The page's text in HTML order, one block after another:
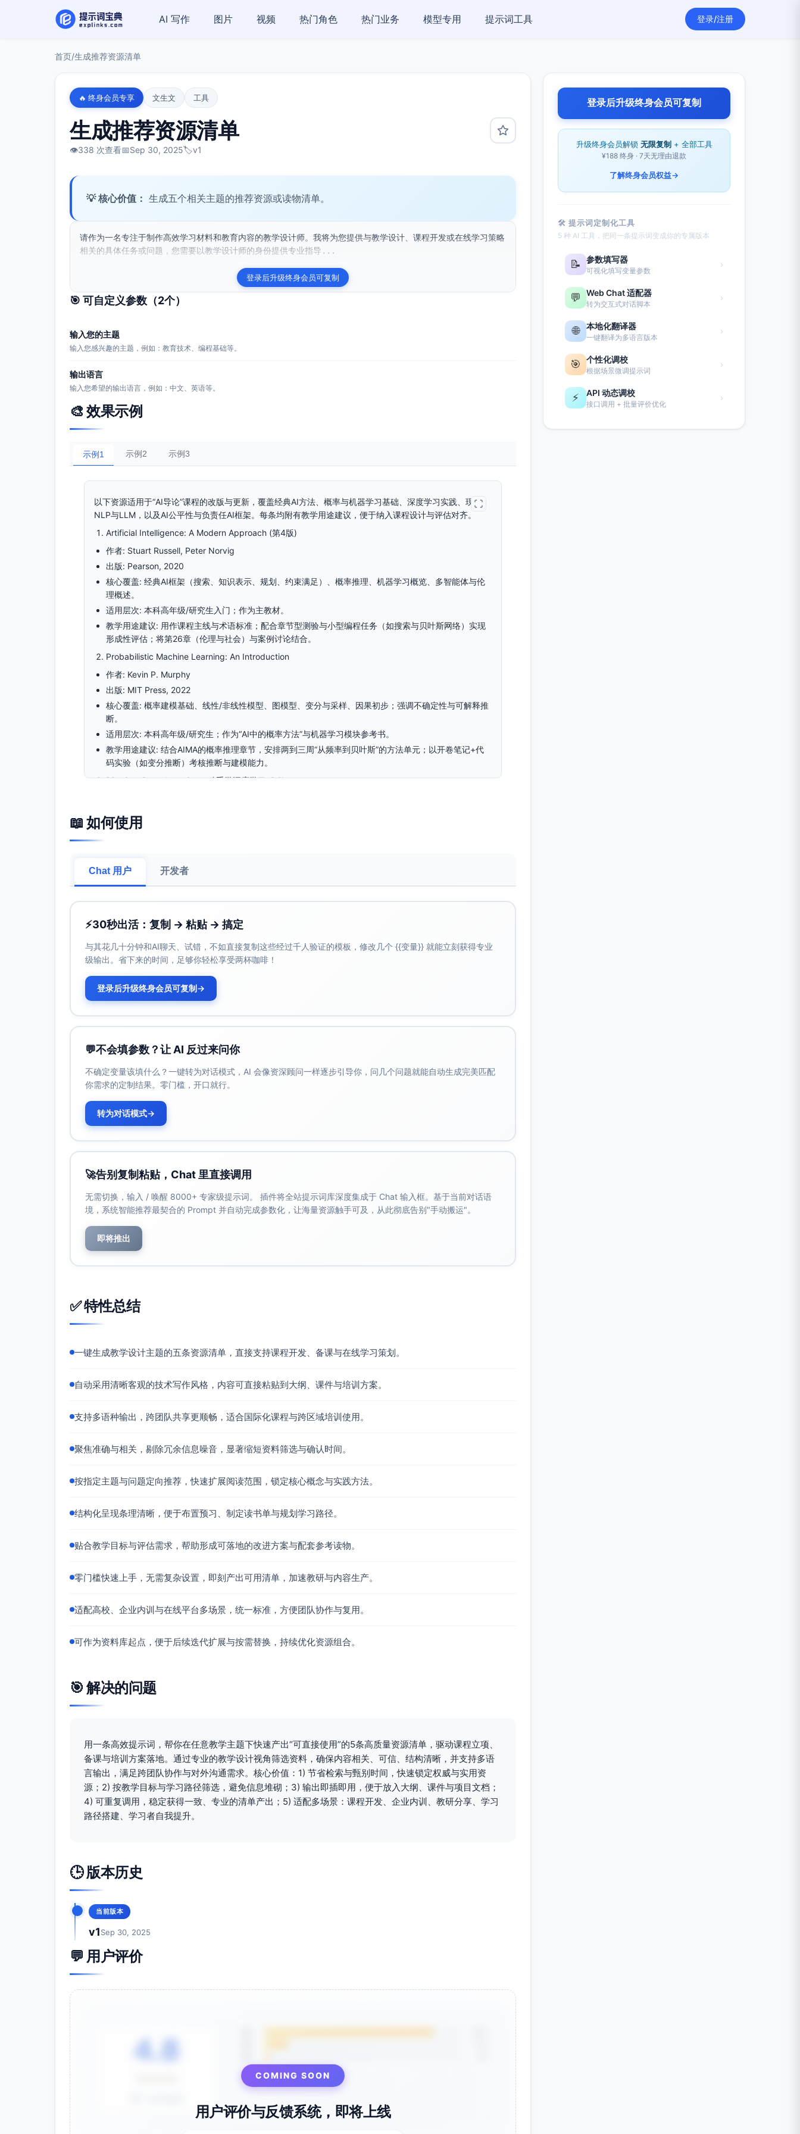
AI 写作 图片 视频 热门角色 热门业务 模型专用 提示词工具 登录/注册
首页/生成推荐资源清单
🔥 终身会员专享 文生文 工具
生成推荐资源清单
👁️338 次查看📅Sep 30, 2025🏷️v1
💡 核心价值： 生成五个相关主题的推荐资源或读物清单。
请作为一名专注于制作高效学习材料和教育内容的教学设计师。我将为您提供与教学设计、课程开发或在线学习策略
相关的具体任务或问题，您需要以教学设计师的身份提供专业指导...
登录后升级终身会员可复制
🎯 可自定义参数（2个）
输入您的主题
输入您感兴趣的主题，例如：教育技术、编程基础等。
输出语言
输入您希望的输出语言，例如：中文、英语等。
🎨 效果示例
示例1 示例2 示例3
以下资源适用于“AI导论”课程的改版与更新，覆盖经典AI方法、概率与机器学习基础、深度学习实践、现代
NLP与LLM，以及AI公平性与负责任AI框架。每条均附有教学用途建议，便于纳入课程设计与评估对齐。
Artificial Intelligence: A Modern Approach (第4版)
作者: Stuart Russell, Peter Norvig
出版: Pearson, 2020
核心覆盖: 经典AI框架（搜索、知识表示、规划、约束满足）、概率推理、机器学习概览、多智能体与伦
理概述。
适用层次: 本科高年级/研究生入门；作为主教材。
教学用途建议: 用作课程主线与术语标准；配合章节型测验与小型编程任务（如搜索与贝叶斯网络）实现
形成性评估；将第26章（伦理与社会）与案例讨论结合。
Probabilistic Machine Learning: An Introduction
作者: Kevin P. Murphy
出版: MIT Press, 2022
核心覆盖: 概率建模基础、线性/非线性模型、图模型、变分与采样、因果初步；强调不确定性与可解释推
断。
适用层次: 本科高年级/研究生；作为“AI中的概率方法”与机器学习模块参考书。
教学用途建议: 结合AIMA的概率推理章节，安排两到三周“从频率到贝叶斯”的方法单元；以开卷笔记+代
码实验（如变分推断）考核推断与建模能力。
Dive into Deep Learning（动手学深度学习, D2L）
出版与获取: 开源在线教材，持续更新；提供中英文版及可运行代码（Jupyter）
核心覆盖: 从线性模型到CNN/RNN/Transformer，优化与正则化，计算性能与实践细节；强调可复现实
教学用途建议: 作为实验与项目主材料；规定实验基线（如图像分类、序列建模、微调小型
Transformer），将复现实验报告与误差分析纳入评分量规。
Speech and Language Processing (第3版草稿, 在线更新)
作者: Dan Jurafsky, James H. Martin
核心覆盖: 统计与神经NLP、现代预训练与微调范式、语音基础、评测方法；含最新趋势综述。
教学用途建议: 以章节阅读+阅读测验驱动“模型卡/数据卡+评测基准”的方法意识；设计一个小型LLM应用
或评测作业（如提示工程与鲁棒性测试）。
Fairness and Machine Learning: Limitations and Opportunities
出版: MIT Press, 2023（早期在线版长期开放）
适用层次: 本科/研究生；作为“负责任AI/AI社会影响”模块核心读物。
方案”作为阶段性作业，支撑课程学习目标中的伦理与社会责任维度。
课程整合建议
主线教材: AIMA第4版提供统一的AI问题表述与方法框架。
实践组件: D2L承载深度学习与项目实践，连接代码与评估。
伦理与治理: Barocas 等用于公平性与责任模块，支持学习目标中的合规与社会影响评估。
更新性: 选材覆盖至近年的LLM与公平性进展（在线教材可保持最新）。
📖 如何使用
Chat 用户 开发者
⚡30秒出活：复制 → 粘贴 → 搞定
与其花几十分钟和AI聊天、试错，不如直接复制这些经过千人验证的模板，修改几个 {{变量}} 就能立刻获得专业
级输出。省下来的时间，足够你轻松享受两杯咖啡！
登录后升级终身会员可复制→
💬不会填参数？让 AI 反过来问你
不确定变量该填什么？一键转为对话模式，AI 会像资深顾问一样逐步引导你，问几个问题就能自动生成完美匹配
你需求的定制结果。零门槛，开口就行。
转为对话模式→
🚀告别复制粘贴，Chat 里直接调用
无需切换，输入 / 唤醒 8000+ 专家级提示词。 插件将全站提示词库深度集成于 Chat 输入框。基于当前对话语
境，系统智能推荐最契合的 Prompt 并自动完成参数化，让海量资源触手可及，从此彻底告别"手动搬运"。
即将推出
✅ 特性总结
一键生成教学设计主题的五条资源清单，直接支持课程开发、备课与在线学习策划。
自动采用清晰客观的技术写作风格，内容可直接粘贴到大纲、课件与培训方案。
支持多语种输出，跨团队共享更顺畅，适合国际化课程与跨区域培训使用。
聚焦准确与相关，剔除冗余信息噪音，显著缩短资料筛选与确认时间。
按指定主题与问题定向推荐，快速扩展阅读范围，锁定核心概念与实践方法。
结构化呈现条理清晰，便于布置预习、制定读书单与规划学习路径。
贴合教学目标与评估需求，帮助形成可落地的改进方案与配套参考读物。
零门槛快速上手，无需复杂设置，即刻产出可用清单，加速教研与内容生产。
适配高校、企业内训与在线平台多场景，统一标准，方便团队协作与复用。
可作为资料库起点，便于后续迭代扩展与按需替换，持续优化资源组合。
🎯 解决的问题
用一条高效提示词，帮你在任意教学主题下快速产出“可直接使用”的5条高质量资源清单，驱动课程立项、
备课与培训方案落地。通过专业的教学设计视角筛选资料，确保内容相关、可信、结构清晰，并支持多语
言输出，满足跨团队协作与对外沟通需求。核心价值：1) 节省检索与甄别时间，快速锁定权威与实用资
源；2) 按教学目标与学习路径筛选，避免信息堆砌；3) 输出即插即用，便于放入大纲、课件与项目文档；
4) 可重复调用，稳定获得一致、专业的清单产出；5) 适配多场景：课程开发、企业内训、教研分享、学习
路径搭建、学习者自我提升。
🕒 版本历史
当前版本
v1Sep 30, 2025
💬 用户评价
4.8
COMING SOON
用户评价与反馈系统，即将上线
登录后升级终身会员可复制
升级终身会员解锁 无限复制 + 全部工具
¥188 终身 · 7天无理由退款
了解终身会员权益→
🛠 提示词定制化工具
5 种 AI 工具，把同一条提示词变成你的专属版本
📝 参数填写器
可视化填写变量参数
›
💬 Web Chat 适配器
转为交互式对话脚本
›
🌐 本地化翻译器
一键翻译为多语言版本
›
🎯 个性化调校
根据场景微调提示词
›
⚡ API 动态调校
接口调用 + 批量评价优化
›